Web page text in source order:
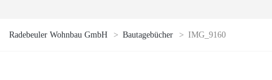
Radebeuler Wohnbau GmbH > Bautagebücher > IMG_9160